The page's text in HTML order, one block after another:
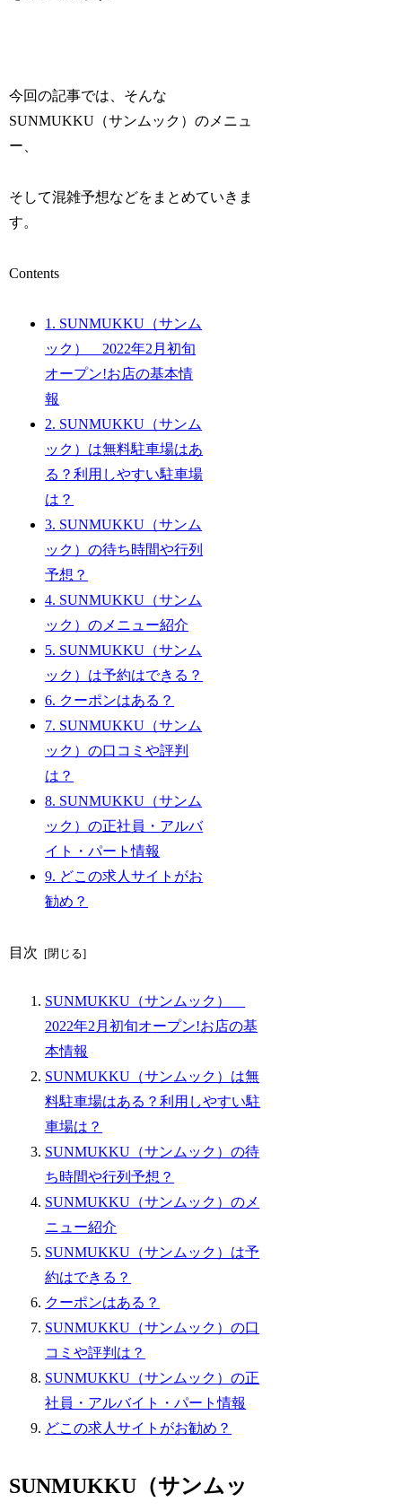
今回の記事では、そんな
SUNMUKKU（サンムック）のメニュ
ー、
そして混雑予想などをまとめていきま
す。
Contents
1. SUNMUKKU（サンム
ック） 2022年2月初旬
オープン!お店の基本情
報
2. SUNMUKKU（サンム
ック）は無料駐車場はあ
る？利用しやすい駐車場
は？
3. SUNMUKKU（サンム
ック）の待ち時間や行列
予想？
4. SUNMUKKU（サンム
ック）のメニュー紹介
5. SUNMUKKU（サンム
ック）は予約はできる？
6. クーポンはある？
7. SUNMUKKU（サンム
ック）の口コミや評判
は？
8. SUNMUKKU（サンム
ック）の正社員・アルバ
イト・パート情報
9. どこの求人サイトがお
勧め？
目次
SUNMUKKU（サンムック）
2022年2月初旬オープン!お店の基
本情報
SUNMUKKU（サンムック）は無
料駐車場はある？利用しやすい駐
車場は？
SUNMUKKU（サンムック）の待
ち時間や行列予想？
SUNMUKKU（サンムック）のメ
ニュー紹介
SUNMUKKU（サンムック）は予
約はできる？
クーポンはある？
SUNMUKKU（サンムック）の口
コミや評判は？
SUNMUKKU（サンムック）の正
社員・アルバイト・パート情報
どこの求人サイトがお勧め？
SUNMUKKU（サンムッ